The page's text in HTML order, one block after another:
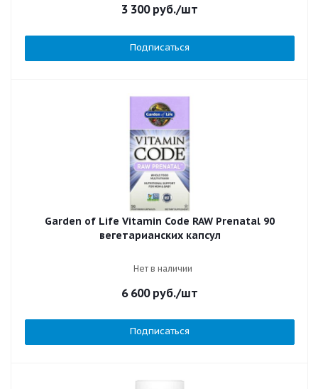
3 300руб./шт
Подписаться
Garden of Life Vitamin Code RAW Prenatal 90
вегетарианских капсул
Нет в наличии
6 600руб./шт
Подписаться